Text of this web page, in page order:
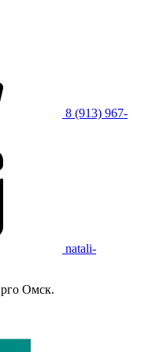
8 (913) 967-
natali-
Омск.